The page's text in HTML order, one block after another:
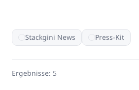
Stackgini News Press-Kit
Ergebnisse: 5